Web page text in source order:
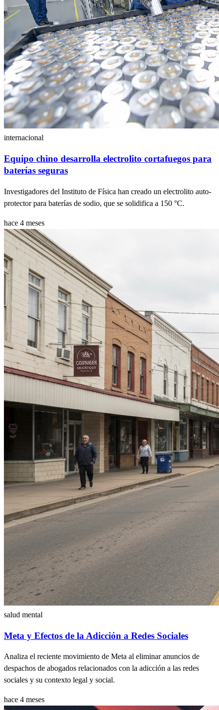
internacional
Equipo chino desarrolla electrolito cortafuegos para
baterías seguras
Investigadores del Instituto de Física han creado un electrolito auto-
protector para baterías de sodio, que se solidifica a 150 °C.
hace 4 meses
salud mental
Meta y Efectos de la Adicción a Redes Sociales
Analiza el reciente movimiento de Meta al eliminar anuncios de
despachos de abogados relacionados con la adicción a las redes
sociales y su contexto legal y social.
hace 4 meses